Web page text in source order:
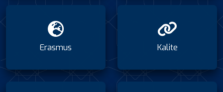
Erasmus Kalite